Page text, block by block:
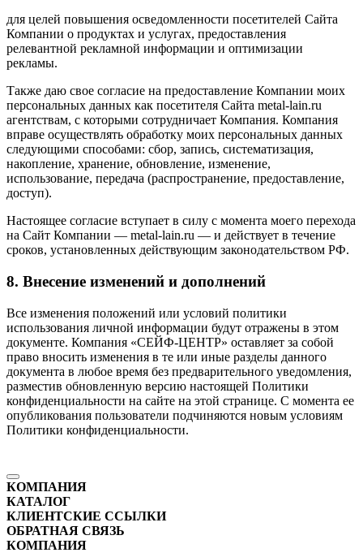
для целей повышения осведомленности посетителей Сайта
Компании о продуктах и услугах, предоставления
релевантной рекламной информации и оптимизации
рекламы.
Также даю свое согласие на предоставление Компании моих
персональных данных как посетителя Сайта metal-lain.ru
агентствам, с которыми сотрудничает Компания. Компания
вправе осуществлять обработку моих персональных данных
следующими способами: сбор, запись, систематизация,
накопление, хранение, обновление, изменение,
использование, передача (распространение, предоставление,
доступ).
Настоящее согласие вступает в силу с момента моего перехода
на Сайт Компании — metal-lain.ru — и действует в течение
сроков, установленных действующим законодательством РФ.
8. Внесение изменений и дополнений
Все изменения положений или условий политики
использования личной информации будут отражены в этом
документе. Компания «СЕЙФ-ЦЕНТР» оставляет за собой
право вносить изменения в те или иные разделы данного
документа в любое время без предварительного уведомления,
разместив обновленную версию настоящей Политики
конфиденциальности на сайте на этой странице. С момента ее
опубликования пользователи подчиняются новым условиям
Политики конфиденциальности.
КОМПАНИЯ
КАТАЛОГ
КЛИЕНТСКИЕ ССЫЛКИ
ОБРАТНАЯ СВЯЗЬ
КОМПАНИЯ